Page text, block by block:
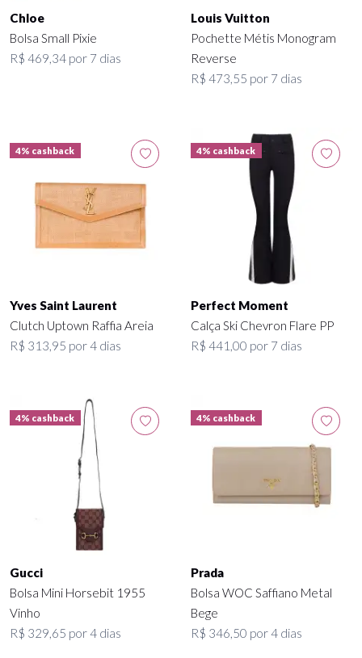
Chloe
Bolsa Small Pixie
R$ 469,34 por 7 dias
Louis Vuitton
Pochette Métis Monogram
Reverse
R$ 473,55 por 7 dias
4% cashback
Yves Saint Laurent
Clutch Uptown Raffia Areia
R$ 313,95 por 4 dias
4% cashback
Perfect Moment
Calça Ski Chevron Flare PP
R$ 441,00 por 7 dias
4% cashback
Gucci
Bolsa Mini Horsebit 1955
Vinho
R$ 329,65 por 4 dias
4% cashback
Prada
Bolsa WOC Saffiano Metal
Bege
R$ 346,50 por 4 dias